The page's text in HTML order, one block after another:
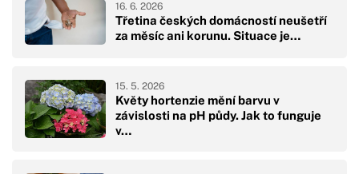
Třetina českých domácností neušetří
za měsíc ani korunu. Situace je…
16. 6. 2026
Květy hortenzie mění barvu v
závislosti na pH půdy. Jak to funguje
v…
15. 5. 2026